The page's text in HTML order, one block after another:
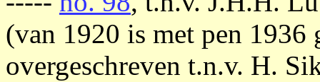
(van 1920 is met pen 1936
overgeschreven t.n.v. H.